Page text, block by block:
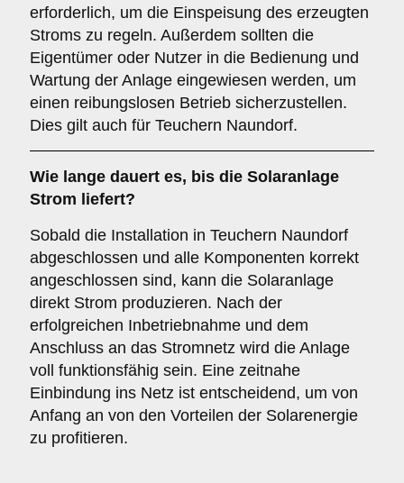
erforderlich, um die Einspeisung des erzeugten
Stroms zu regeln. Außerdem sollten die
Eigentümer oder Nutzer in die Bedienung und
Wartung der Anlage eingewiesen werden, um
einen reibungslosen Betrieb sicherzustellen.
Dies gilt auch für Teuchern Naundorf.
Wie lange dauert es, bis die Solaranlage
Strom liefert?
Sobald die Installation in Teuchern Naundorf
abgeschlossen und alle Komponenten korrekt
angeschlossen sind, kann die Solaranlage
direkt Strom produzieren. Nach der
erfolgreichen Inbetriebnahme und dem
Anschluss an das Stromnetz wird die Anlage
voll funktionsfähig sein. Eine zeitnahe
Einbindung ins Netz ist entscheidend, um von
Anfang an von den Vorteilen der Solarenergie
zu profitieren.